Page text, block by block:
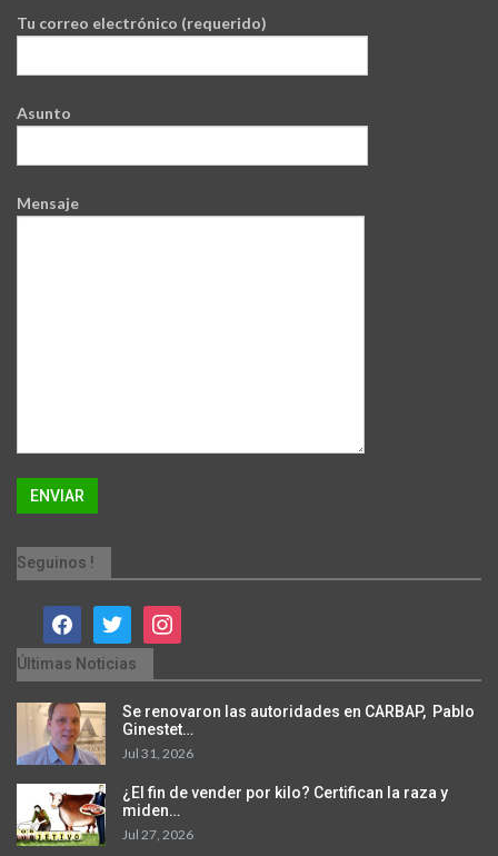
Tu correo electrónico (requerido)
Asunto
Mensaje
Seguinos !
facebooktwitter instagram
Últimas Noticias
Se renovaron las autoridades en CARBAP, Pablo
Ginestet…
Jul 31, 2026
¿El fin de vender por kilo? Certifican la raza y
miden…
Jul 27, 2026